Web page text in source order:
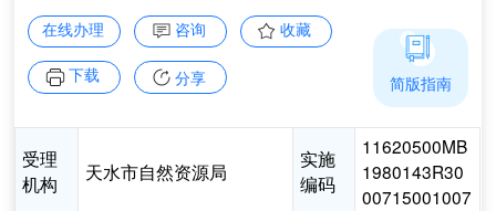
在线办理 咨询 收藏
下载 分享
受理
机构
天水市自然资源局
实施
编码
11620500MB
1980143R30
00715001007
简版指南